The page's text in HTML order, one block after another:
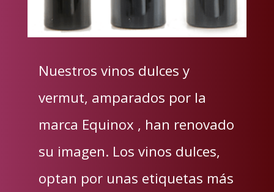
Nuestros vinos dulces y
vermut, amparados por la
marca Equinox , han renovado
su imagen. Los vinos dulces,
optan por unas etiquetas más